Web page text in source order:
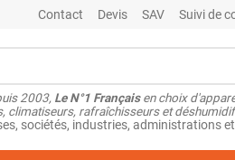
Contact Devis SAV Suivi de
2003, Le N°1 Françaisen choix
climatiseurs, rafraîchisseurs et
sociétés, industries, administrations